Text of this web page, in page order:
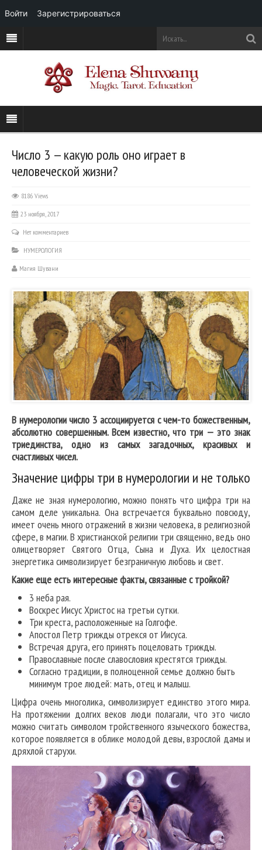
Число 3 — какую роль оно играет в
человеческой жизни?
8186 Views
23 ноября, 2017
Нет комментариев
НУМЕРОЛОГИЯ
Магия Шувани
В нумерологии число 3 ассоциируется с чем-то божественным,
абсолютно совершенным. Всем известно, что три — это знак
триединства, одно из самых загадочных, красивых и
счастливых чисел.
Значение цифры три в нумерологии и не только
Даже не зная нумерологию, можно понять что цифра три на
самом деле уникальна. Она встречается буквально повсюду,
имеет очень много отражений в жизни человека, в религиозной
сфере, в магии. В христианской религии три священно, ведь оно
олицетворяет Святого Отца, Сына и Духа. Их целостная
энергетика символизирует безграничную любовь и свет.
Какие еще есть интересные факты, связанные с тройкой?
3 неба рая.
Воскрес Иисус Христос на третьи сутки.
Три креста, расположенные на Голгофе.
Апостол Петр трижды отрекся от Иисуса.
Встречая друга, его принять поцеловать трижды.
Православные после славословия крестятся трижды.
Согласно традиции, в полноценной семье должно быть
минимум трое людей: мать, отец и малыш.
Цифра очень многолика, символизирует единство этого мира.
На протяжении долгих веков люди полагали, что это число
можно считать символом тройственного языческого божества,
которое появляется в облике молодой девы, взрослой дамы и
дряхлой старухи.
Войти Зарегистрироваться